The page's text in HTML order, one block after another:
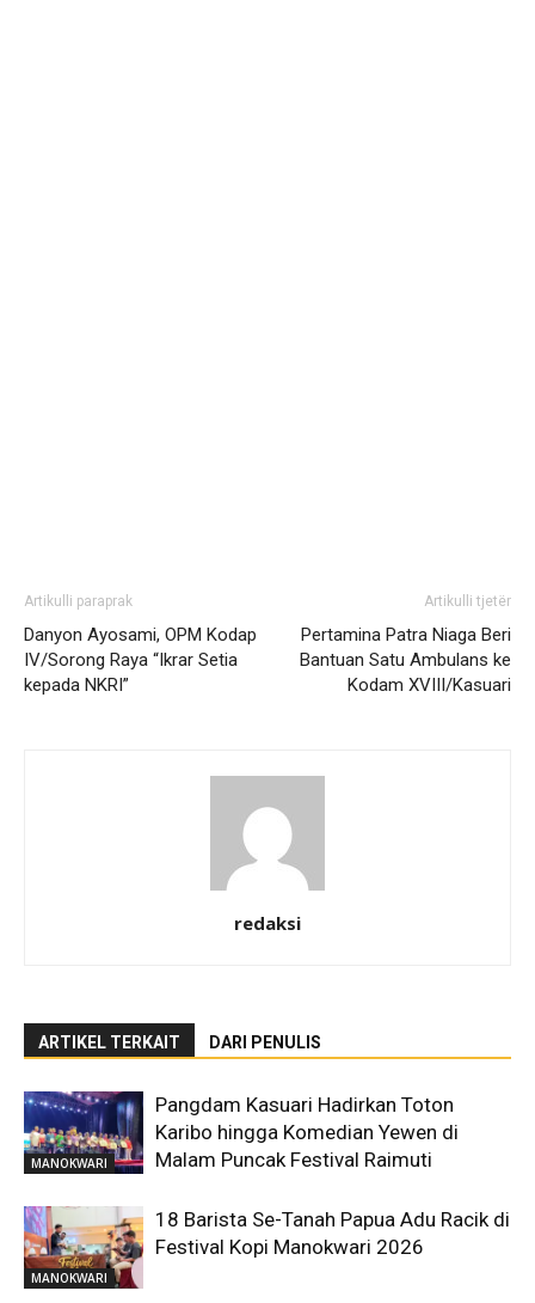
Artikulli paraprak
Danyon Ayosami, OPM Kodap
IV/Sorong Raya “Ikrar Setia
kepada NKRI”
Artikulli tjetër
Pertamina Patra Niaga Beri
Bantuan Satu Ambulans ke
Kodam XVIII/Kasuari
redaksi
ARTIKEL TERKAIT DARI PENULIS
MANOKWARI
Pangdam Kasuari Hadirkan Toton
Karibo hingga Komedian Yewen di
Malam Puncak Festival Raimuti
MANOKWARI
18 Barista Se-Tanah Papua Adu Racik di
Festival Kopi Manokwari 2026